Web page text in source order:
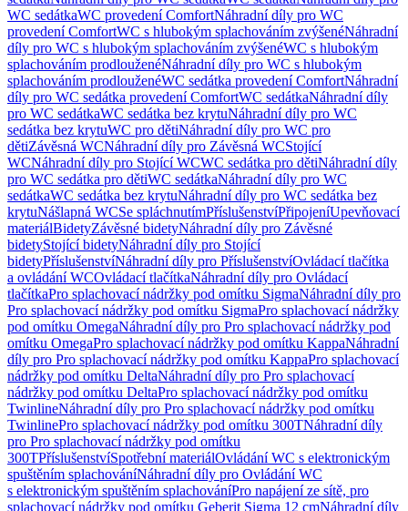
WC sedátkaWC provedení ComfortNáhradní díly pro WC
provedení ComfortWC s hlubokým splachováním zvýšenéNáhradní
díly pro WC s hlubokým splachováním zvýšenéWC s hlubokým
splachováním prodlouženéNáhradní díly pro WC s hlubokým
splachováním prodlouženéWC sedátka provedení ComfortNáhradní
díly pro WC sedátka provedení ComfortWC sedátkaNáhradní díly
pro WC sedátkaWC sedátka bez krytuNáhradní díly pro WC
sedátka bez krytuWC pro dětiNáhradní díly pro WC pro
dětiZávěsná WCNáhradní díly pro Závěsná WCStojící
WCNáhradní díly pro Stojící WCWC sedátka pro dětiNáhradní díly
pro WC sedátka pro dětiWC sedátkaNáhradní díly pro WC
sedátkaWC sedátka bez krytuNáhradní díly pro WC sedátka bez
krytuNášlapná WCSe spláchnutímPříslušenstvíPřipojeníUpevňovací
materiálBidetyZávěsné bidetyNáhradní díly pro Závěsné
bidetyStojící bidetyNáhradní díly pro Stojící
bidetyPříslušenstvíNáhradní díly pro PříslušenstvíOvládací tlačítka
a ovládání WCOvládací tlačítkaNáhradní díly pro Ovládací
tlačítkaPro splachovací nádržky pod omítku SigmaNáhradní díly pro
Pro splachovací nádržky pod omítku SigmaPro splachovací nádržky
pod omítku OmegaNáhradní díly pro Pro splachovací nádržky pod
omítku OmegaPro splachovací nádržky pod omítku KappaNáhradní
díly pro Pro splachovací nádržky pod omítku KappaPro splachovací
nádržky pod omítku DeltaNáhradní díly pro Pro splachovací
nádržky pod omítku DeltaPro splachovací nádržky pod omítku
TwinlineNáhradní díly pro Pro splachovací nádržky pod omítku
TwinlinePro splachovací nádržky pod omítku 300TNáhradní díly
pro Pro splachovací nádržky pod omítku
300TPříslušenstvíSpotřební materiálOvládání WC s elektronickým
spuštěním splachováníNáhradní díly pro Ovládání WC
s elektronickým spuštěním splachováníPro napájení ze sítě, pro
splachovací nádržky pod omítku Geberit Sigma 12 cmNáhradní díly